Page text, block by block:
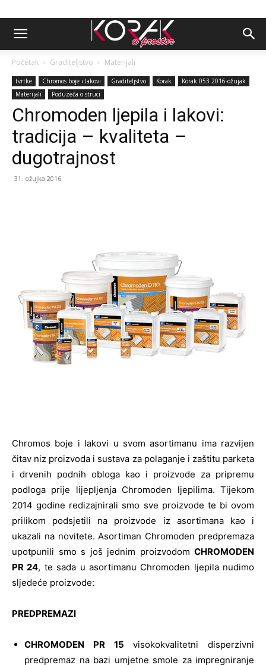
Početak Graditeljstvo Materijali
tvrtke Chromos boje i lakovi Graditeljstvo Korak
Korak 053 2016-ožujak
Materijali
Poduzeća o struci
Chromoden ljepila i lakovi:
tradicija – kvaliteta –
dugotrajnost
31. ožujka 2016.
Chromos boje i lakovi u svom asortimanu ima razvijen
čitav niz proizvoda i sustava za polaganje i zaštitu parketa
i drvenih podnih obloga kao i proizvode za pripremu
podloga prije lijepljenja Chromoden ljepilima. Tijekom
2014 godine redizajnirali smo sve proizvode te bi ovom
prilikom podsjetili na proizvode iz asortimana kao i
ukazali na novitete. Asortiman Chromoden predpremaza
upotpunili smo s još jednim proizvodom CHROMODEN
PR 24, te sada u asortimanu Chromoden ljepila nudimo
sljedeće proizvode:
PREDPREMAZI
CHROMODEN PR 15 visokokvalitetni disperzivni
predpremaz na bazi umjetne smole za impregniranje